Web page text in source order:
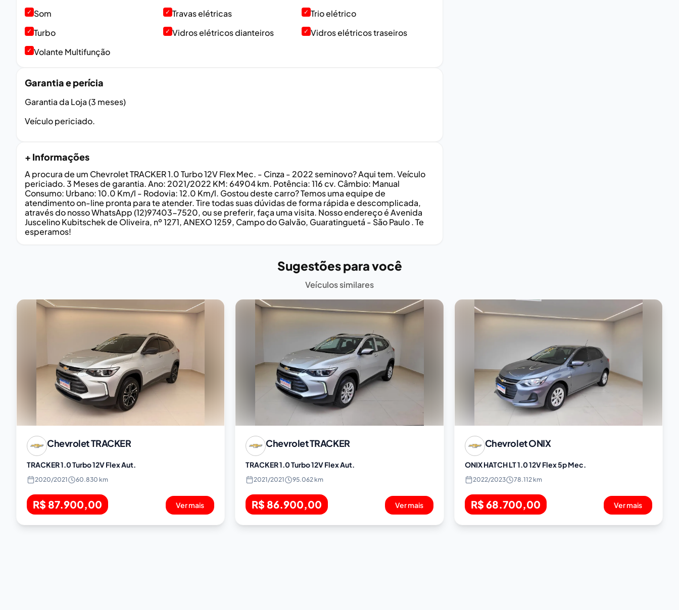
✓ Som ✓ Travas elétricas ✓ Trio elétrico
✓ Turbo ✓ Vidros elétricos dianteiros ✓ Vidros elétricos traseiros
✓ Volante Multifunção
Garantia e perícia
Garantia da Loja (3 meses)
Veículo periciado.
+ Informações
A procura de um Chevrolet TRACKER 1.0 Turbo 12V Flex Mec. - Cinza - 2022 seminovo? Aqui tem. Veículo
periciado. 3 Meses de garantia. Ano: 2021/2022 KM: 64904 km. Potência: 116 cv. Câmbio: Manual
Consumo: Urbano: 10.0 Km/l - Rodovia: 12.0 Km/l. Gostou deste carro? Temos uma equipe de
atendimento on-line pronta para te atender. Tire todas suas dúvidas de forma rápida e descomplicada,
através do nosso WhatsApp (12)97403-7520, ou se preferir, faça uma visita. Nosso endereço é Avenida
Juscelino Kubitschek de Oliveira, nº 1271, ANEXO 1259, Campo do Galvão, Guaratinguetá - São Paulo . Te
esperamos!
Sugestões para você
Veículos similares
ChevroletTRACKER
TRACKER 1.0 Turbo 12V Flex Aut.
2020/2021 60.830 km
R$ 87.900,00 Ver mais
ChevroletTRACKER
TRACKER 1.0 Turbo 12V Flex Aut.
2021/2021 95.062 km
R$ 86.900,00 Ver mais
ChevroletONIX
ONIX HATCH LT 1.0 12V Flex 5p Mec.
2022/2023 78.112 km
R$ 68.700,00 Ver mais